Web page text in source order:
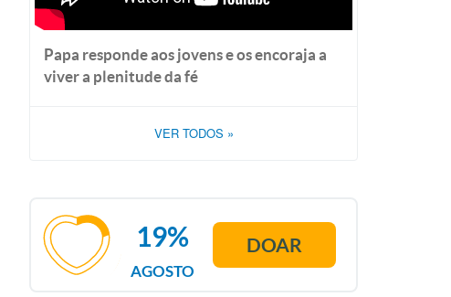
Papa responde aos jovens e os encoraja a
viver a plenitude da fé
VER TODOS »
AGOSTO
19% DOAR